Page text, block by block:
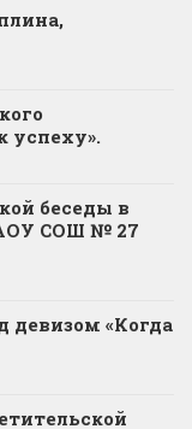
успеху».
беседы в
СОШ № 27
девизом «Когда